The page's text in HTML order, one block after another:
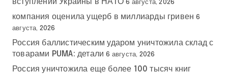
вступлении Украины в НАТО 6 августа, 2026
компания оценила ущерб в миллиарды гривен 6
августа, 2026
Россия баллистическим ударом уничтожила склад с
товарами PUMA: детали 6 августа, 2026
Россия уничтожила еще более 100 тысяч книг